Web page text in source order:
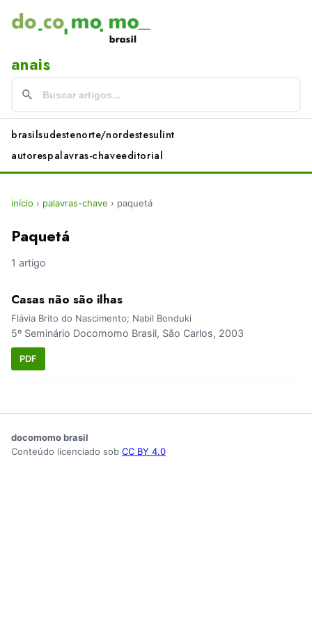
anais
brasilsudestenorte/nordestesulint
autorespalavras-chaveeditorial
início › palavras-chave › paquetá
Paquetá
1 artigo
Casas não são ilhas
Flávia Brito do Nascimento; Nabil Bonduki
5º Seminário Docomomo Brasil, São Carlos, 2003
PDF
docomomo brasil
Conteúdo licenciado sob CC BY 4.0